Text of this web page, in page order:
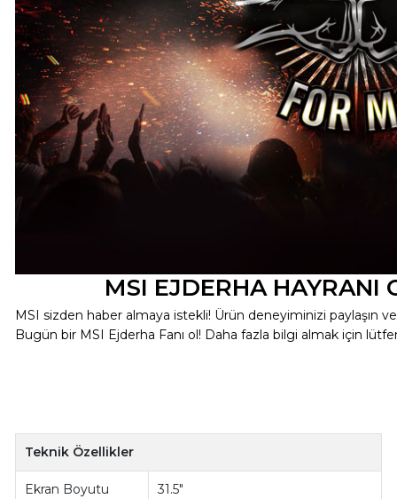
MSI EJDERHA HAYRANI
MSI sizden haber almaya istekli! Ürün deneyiminizi paylaşın
Bugün bir MSI Ejderha Fanı ol! Daha fazla bilgi almak için
Teknik Özellikler
Ekran Boyutu 31.5"